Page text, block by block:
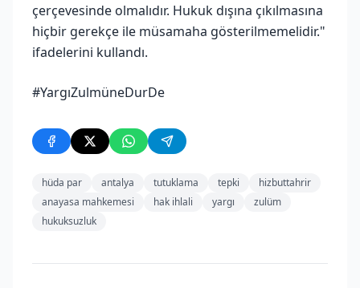
çerçevesinde olmalıdır. Hukuk dışına çıkılmasına
hiçbir gerekçe ile müsamaha gösterilmemelidir."
ifadelerini kullandı.
#YargıZulmüneDurDe
hüda par antalya tutuklama tepki
hizbuttahrir
anayasa mahkemesi
hak ihlali yargı
zulüm
hukuksuzluk